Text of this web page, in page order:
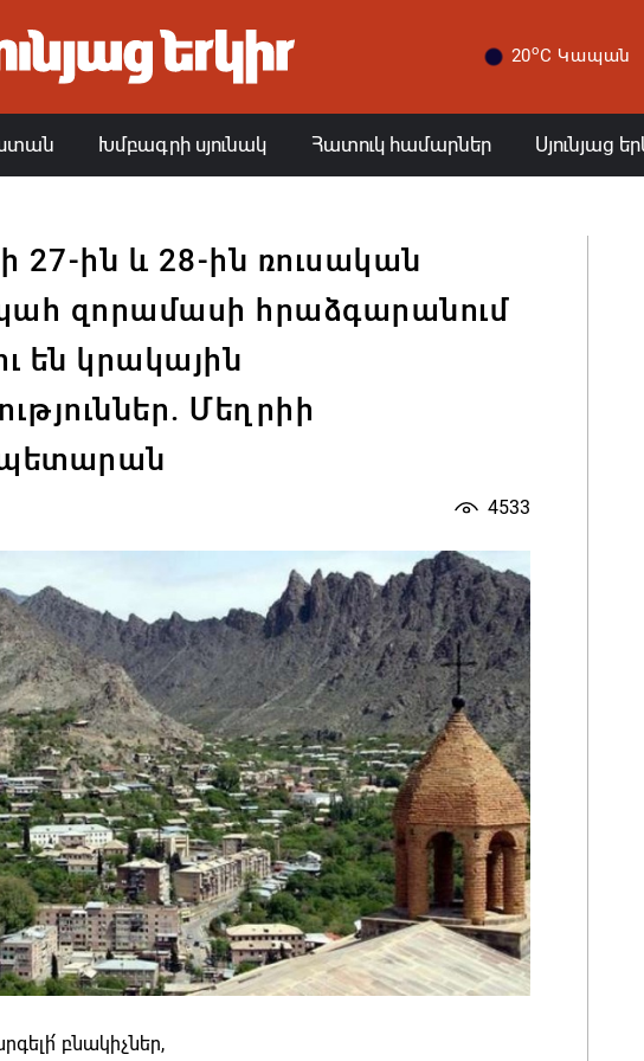
20oC Կապան
Խմբագրի սյունակ Հատուկ համարներ Սյունյաց
27-ին և 28-ին ռուսական
զորամասի հրաձգարանում
են կրակային
Մեղրիի
4533
բնակիչներ,